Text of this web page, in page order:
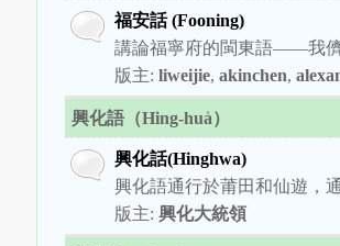
福安話 (Fooning)
講論福寧府的閩東語——我
版主: liweijie, akinchen,
興化語（Hing-hua̍）
興化話(Hinghwa)
興化語通行於莆田和仙遊，
版主: 興化大統領